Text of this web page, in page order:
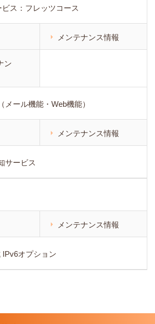
ス：フレッツコース
メンテナンス情報
ン
メール機能・Web機能）
メンテナンス情報
サービス
メンテナンス情報
IPv6オプション